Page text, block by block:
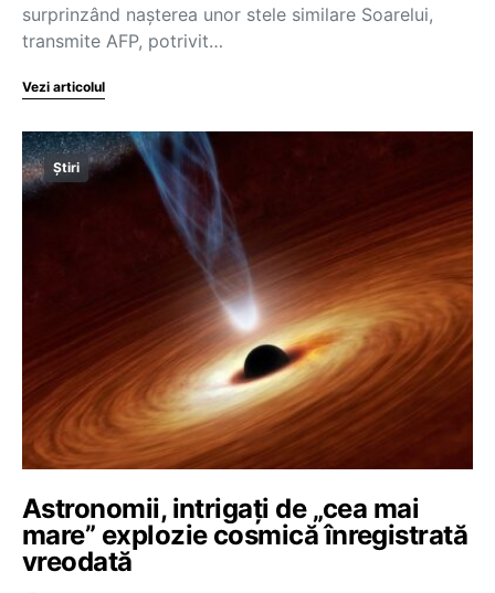
surprinzând naşterea unor stele similare Soarelui,
transmite AFP, potrivit…
Vezi articolul
Știri
Astronomii, intrigați de „cea mai
mare” explozie cosmică înregistrată
vreodată